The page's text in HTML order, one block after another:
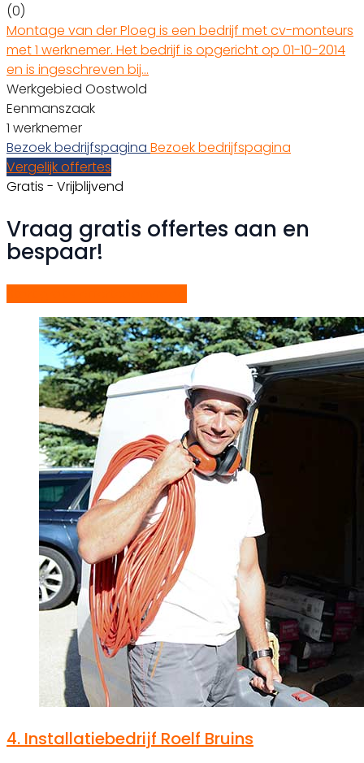
(0)
Montage van der Ploeg is een bedrijf met cv-monteurs
met 1 werknemer. Het bedrijf is opgericht op 01-10-2014
en is ingeschreven bij…
Werkgebied Oostwold
Eenmanszaak
1 werknemer
Bezoek bedrijfspagina Bezoek bedrijfspagina
Vergelijk offertes
Gratis - Vrijblijvend
Vraag gratis offertes aan en
bespaar!
4. Installatiebedrijf Roelf Bruins